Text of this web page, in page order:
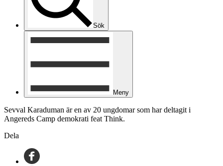
Sök
Meny
Sevval Karaduman är en av 20 ungdomar som har deltagit i
Angereds Camp demokrati feat Think.
Dela